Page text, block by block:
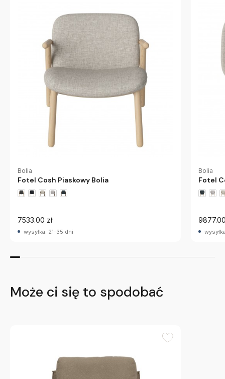
Bolia
Fotel Cosh Piaskowy Bolia
7533.00 zł
wysyłka: 21-35 dni
Bolia
Fotel
Może ci się to spodobać